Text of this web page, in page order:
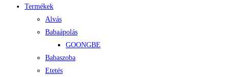
Termékek
Alvás
Babaápolás
GOONGBE
Babaszoba
Etetés